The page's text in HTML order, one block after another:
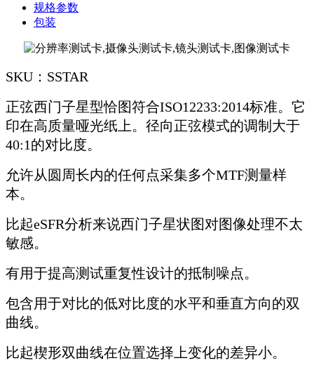
规格参数
包装
SKU：SSTAR
正弦西门子星型恰图符合ISO12233:2014标准。它
印在高质量哑光纸上。径向正弦模式的调制大于
40:1的对比度。
允许从圆周长内的任何点采集多个MTF测量样
本。
比起eSFR分析来说西门子星状图对图像处理不太
敏感。
有用于提高测试重复性设计的抵制噪点。
包含用于对比的低对比度的水平和垂直方向的双
曲线。
比起楔形双曲线在位置选择上变化的差异小。